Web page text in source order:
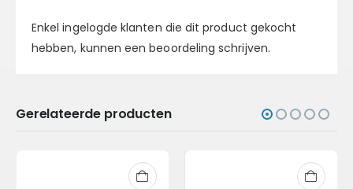
Enkel ingelogde klanten die dit product gekocht
hebben, kunnen een beoordeling schrijven.
Gerelateerde producten